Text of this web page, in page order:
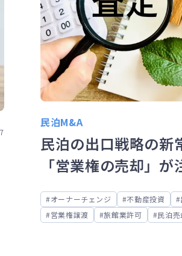
民泊M&A
民泊の出口戦略の新
「営業権の売却」
か？
オーナーチェンジ 不動産投資
営業権譲渡
旅館業許可 民泊売